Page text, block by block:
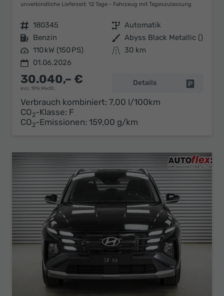
unverbindliche Lieferzeit: 12 Tage Fahrzeug mit Tageszulassung
Fahrzeugnr. 180345 Getriebe Automatik
Kraftstoff Benzin Außenfarbe Abyss Black Metallic ()
Leistung 110 kW (150 PS) Kilometerstand
30 km
01.06.2026
30.040,– €
incl. 19% MwSt.
Details
Verbrauch kombiniert: 7,00 l/100km
CO2-Klasse: F
CO2-Emissionen: 159,00 g/km